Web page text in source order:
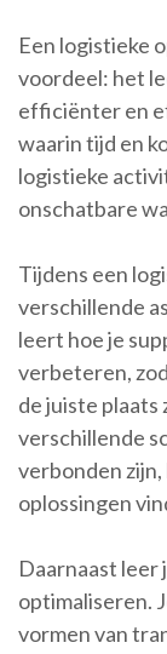
Een logistieke
voordeel: het
efficiënter en
waarin tijd en
logistieke
onschatbare
Tijdens een
verschillende
leert hoe je
verbeteren,
de juiste plaats
verschillende
verbonden
oplossingen
Daarnaast leer
optimaliseren.
vormen van